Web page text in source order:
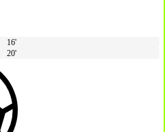
16'
20'